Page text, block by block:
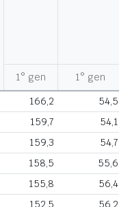
1° gen 1° gen
166,2 54,5
159,7 54,1
159,3 54,7
158,5 55,6
155,8 56,4
152,5 56,2